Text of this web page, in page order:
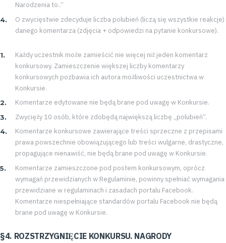
Narodzenia to..”
O zwycięstwie zdecyduje liczba polubień (liczą się wszystkie reakcje)
danego komentarza (zdjęcia + odpowiedzi na pytanie konkursowe).
Każdy uczestnik może zamieścić nie więcej niż jeden komentarz
konkursowy. Zamieszczenie większej liczby komentarzy
konkursowych pozbawia ich autora możliwości uczestnictwa w
Konkursie.
Komentarze edytowane nie będą brane pod uwagę w Konkursie.
Zwycięży 10 osób, które zdobędą największą liczbę „polubień”.
Komentarze konkursowe zawierające treści sprzeczne z przepisami
prawa powszechnie obowiązującego lub treści wulgarne, drastyczne,
propagujące nienawiść, nie będą brane pod uwagę w Konkursie.
Komentarze zamieszczone pod postem konkursowym, oprócz
wymagań przewidzianych w Regulaminie, powinny spełniać wymagania
przewidziane w regulaminach i zasadach portalu Facebook.
Komentarze niespełniające standardów portalu Facebook nie będą
brane pod uwagę w Konkursie.
§4. ROZSTRZYGNIĘCIE KONKURSU. NAGRODY